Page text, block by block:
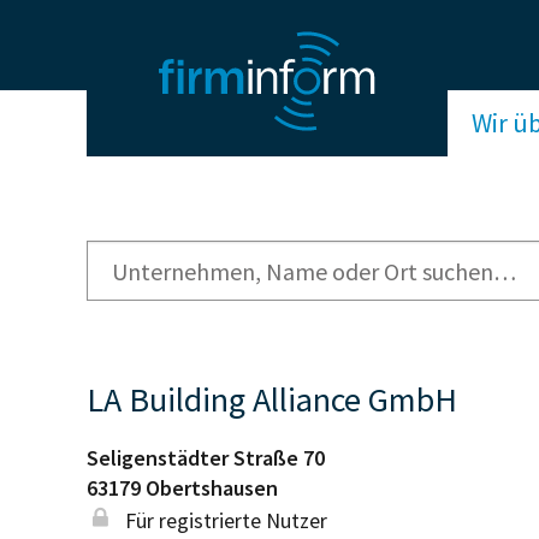
Wir
LA Building Alliance GmbH
Seligenstädter Straße 70
63179 Obertshausen
Für registrierte Nutzer